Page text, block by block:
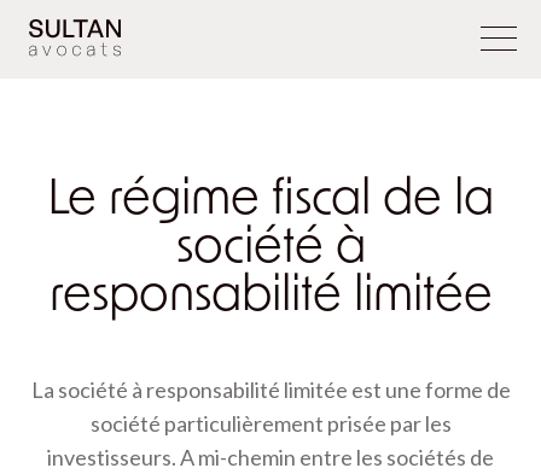
Le régime fiscal de la
société à
responsabilité limitée
La société à responsabilité limitée est une forme de
société particulièrement prisée par les
investisseurs. A mi-chemin entre les sociétés de